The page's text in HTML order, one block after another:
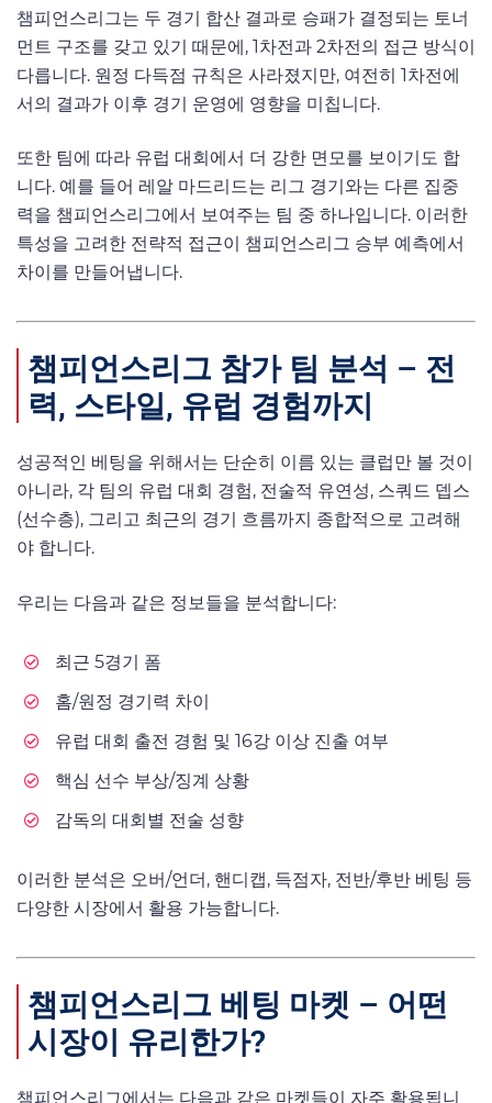
챔피언스리그는 두 경기 합산 결과로 승패가 결정되는 토너
먼트 구조를 갖고 있기 때문에, 1차전과 2차전의 접근 방식이
다릅니다. 원정 다득점 규칙은 사라졌지만, 여전히 1차전에
서의 결과가 이후 경기 운영에 영향을 미칩니다.
또한 팀에 따라 유럽 대회에서 더 강한 면모를 보이기도 합
니다. 예를 들어 레알 마드리드는 리그 경기와는 다른 집중
력을 챔피언스리그에서 보여주는 팀 중 하나입니다. 이러한
특성을 고려한 전략적 접근이 챔피언스리그 승부 예측에서
차이를 만들어냅니다.
챔피언스리그 참가 팀 분석 – 전
력, 스타일, 유럽 경험까지
성공적인 베팅을 위해서는 단순히 이름 있는 클럽만 볼 것이
아니라, 각 팀의 유럽 대회 경험, 전술적 유연성, 스쿼드 뎁스
(선수층), 그리고 최근의 경기 흐름까지 종합적으로 고려해
야 합니다.
우리는 다음과 같은 정보들을 분석합니다:
최근 5경기 폼
홈/원정 경기력 차이
유럽 대회 출전 경험 및 16강 이상 진출 여부
핵심 선수 부상/징계 상황
감독의 대회별 전술 성향
이러한 분석은 오버/언더, 핸디캡, 득점자, 전반/후반 베팅 등
다양한 시장에서 활용 가능합니다.
챔피언스리그 베팅 마켓 – 어떤
시장이 유리한가?
챔피언스리그에서는 다음과 같은 마켓들이 자주 활용됩니